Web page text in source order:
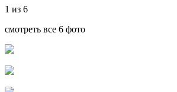
1 из 6
смотреть все 6 фото